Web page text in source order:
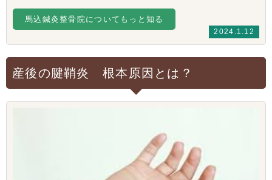
馬込鍼灸整骨院についてもっと知る
2024.1.12
産後の腱鞘炎 根本原因とは？